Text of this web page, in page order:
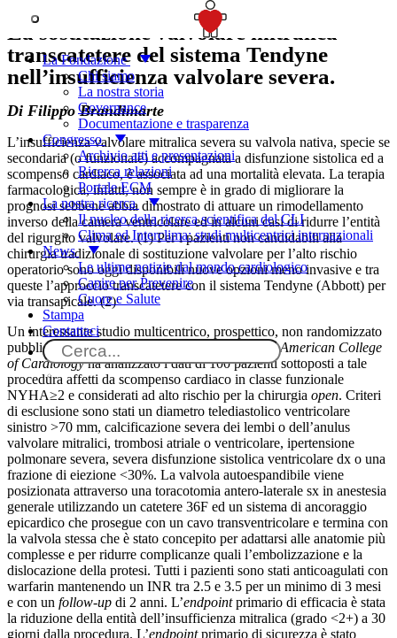
La Fondazione
Chi siamo
La nostra storia
Governance
Documentazione e trasparenza
Congresso
Archivio atti e presentazioni
Ricerca relazioni
Portale ECM
La nostra ricerca
Il nucleo della ricerca scientifica del CLI
Clima ed Interclima: studi multicentrici internazionali
News
Le ultime notizie dal mondo cardiologico
Capire per Prevenire
Cuore e Salute
Stampa
Contattaci
La sostituzione valvolare mitralica
transcatetere del sistema Tendyne
nell’insufficienza valvolare severa.
Di Filippo Brandimarte
L’insufficienza valvolare mitralica severa su valvola nativa, specie se
secondaria (o funzionale) accompagnata a disfunzione sistolica ed a
scompenso cardiaco, è associata ad una mortalità elevata. La terapia
farmacologica, infatti, non sempre è in grado di migliorare la
prognosi sebbene abbia dimostrato di attuare un rimodellamento
inverso della camera ventricolare ed in alcuni casi di ridurre l’entità
del rigurgito valvolare. (1) Per i pazienti non candidabili alla
chirurgia tradizionale di sostituzione valvolare per l’alto rischio
operatorio sono oggi disponibili nuove opzioni meno invasive e tra
queste l’approccio transcatetere con il sistema Tendyne (Abbott) per
via transapicale. (2)
Un interessante studio multicentrico, prospettico, non randomizzato
pubblicato sull’ultimo numero del
Journal of the American College
of Cardiologyha analizzato i dati di 100 pazienti sottoposti a tale
procedura affetti da scompenso cardiaco in classe funzionale
NYHA≥2 e considerati ad alto rischio per la chirurgia open. Criteri
di esclusione sono stati un diametro telediastolico ventricolare
sinistro >70 mm, calcificazione severa dei lembi o dell’anulus
valvolare mitralici, trombosi atriale o ventricolare, ipertensione
polmonare severa, severa disfunzione sistolica ventricolare dx o una
frazione di eiezione <30%. La valvola autoespandibile viene
posizionata attraverso una toracotomia antero-laterale sx in anestesia
generale utilizzando un catetere 36F ed un sistema di ancoraggio
epicardico che prosegue con un cavo transventricolare e termina con
la valvola stessa che è stato concepito per adattarsi alle anatomie più
complesse e per ridurre complicanze quali l’embolizzazione e la
dislocazione della protesi. Tutti i pazienti sono stati anticoagulati con
warfarin mantenendo un INR tra 2.5 e 3.5 per un minimo di 3 mesi
e con un follow-up di 2 anni. L’endpointprimario di efficacia è stata
la riduzione della entità dell’insufficienza mitralica (grado <2+) a 30
giorni dalla procedura. L’endpointprimario di sicurezza è stato